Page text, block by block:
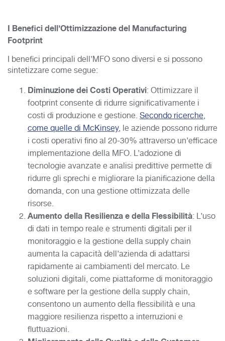
I Benefici dell’Ottimizzazione del Manufacturing
Footprint
I benefici principali dell’MFO sono diversi e si possono
sintetizzare come segue:
Diminuzione dei Costi Operativi: Ottimizzare il
footprint consente di ridurre significativamente i
costi di produzione e gestione. Secondo ricerche,
come quelle di McKinsey, le aziende possono ridurre
i costi operativi fino al 20-30% attraverso un’efficace
implementazione della MFO. L’adozione di
tecnologie avanzate e analisi predittive permette di
ridurre gli sprechi e migliorare la pianificazione della
domanda, con una gestione ottimizzata delle
risorse.
Aumento della Resilienza e della Flessibilità: L’uso
di dati in tempo reale e strumenti digitali per il
monitoraggio e la gestione della supply chain
aumenta la capacità dell’azienda di adattarsi
rapidamente ai cambiamenti del mercato. Le
soluzioni digitali, come piattaforme di monitoraggio
e software per la gestione della supply chain,
consentono un aumento della flessibilità e una
maggiore resilienza rispetto a interruzioni e
fluttuazioni.